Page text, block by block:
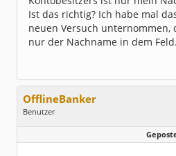
Ist das richtig? Ich habe mal
neuen Versuch unternommen,
nur der Nachname in dem Feld.
OfflineBanker
Benutzer
Geschlecht:
keine Angabe
Dabei seit:
04 / 2012